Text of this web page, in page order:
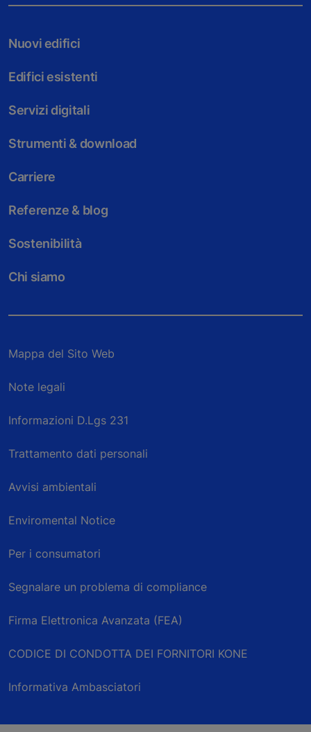
Nuovi edifici
Edifici esistenti
Servizi digitali
Strumenti & download
Carriere
Referenze & blog
Sostenibilità
Chi siamo
Mappa del Sito Web
Note legali
Informazioni D.Lgs 231
Trattamento dati personali
Avvisi ambientali
Enviromental Notice
Per i consumatori
Segnalare un problema di compliance
Firma Elettronica Avanzata (FEA)
CODICE DI CONDOTTA DEI FORNITORI KONE
Informativa Ambasciatori